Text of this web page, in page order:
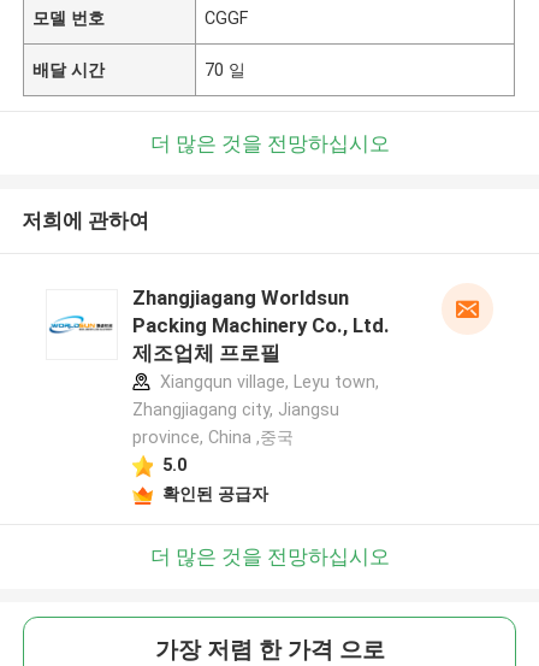
모델 번호 CGGF
배달 시간 70 일
더 많은 것을 전망하십시오
저희에 관하여
Zhangjiagang Worldsun
Packing Machinery Co., Ltd.
제조업체 프로필
Xiangqun village, Leyu town,
Zhangjiagang city, Jiangsu
province, China ,중국
5.0
확인된 공급자
더 많은 것을 전망하십시오
가장 저렴 한 가격 으로